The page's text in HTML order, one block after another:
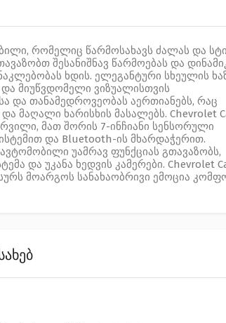
რომელიც წარმოსახავს ძალას და
შესანიშნავ წარმოებას და
ხდის. ელეგანტური სხეულის
მიუწვდომელი ვიზუალისთვის
და თანამედროვეობას აერთიანებს, რაც
ხარისხის მასალებს. Chevrolet
მათ შორის 7-ინჩიანი სენსორული
და Bluetooth-ის მხარდაჭერით.
უამრავ ფუნქციას გთავაზობს,
და უკანა ხედვის კამერები. Chevrolet
მოარგოს სანახაობრივი ემოცია